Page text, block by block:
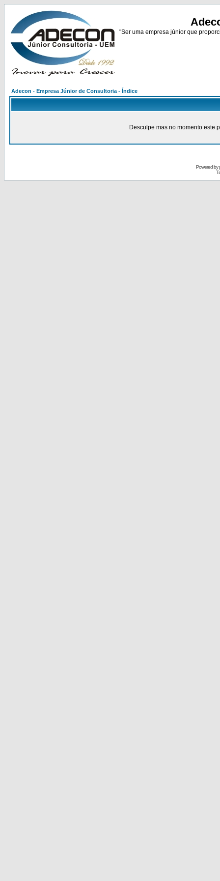
"Ser uma empresa júnior que
Adecon - Empresa Júnior de Consultoria - Índice
Desculpe mas no momento este
Powered by